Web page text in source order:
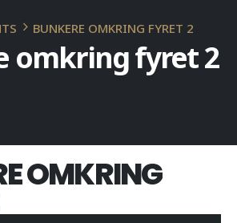
BUNKERE OMKRING FYRET 2
omkring fyret 2
OMKRING